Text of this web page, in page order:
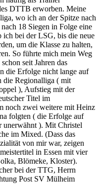
DTTB erworben. Meine
wo ich an der Spitze nach
18 Siegen in Folge eine
bei der LSG, bis die neue
um die Klasse zu halten,
So führte mich mein Weg
seit Jahren das
die Erfolge nicht lange auf
die Regionalliga ( mit
), Aufstieg mit der
Titel im
noch zwei weitere mit Heinz
folgten ( die Erfolge auf
unerwähnt ). Mit Christel
im Mixed. (Dass das
von mir war, zeigen
in Essen mit vier
Blömeke, Kloster).
bei der TTG, Herrn
Post SV Mülheim